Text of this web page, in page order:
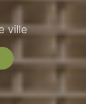
ville